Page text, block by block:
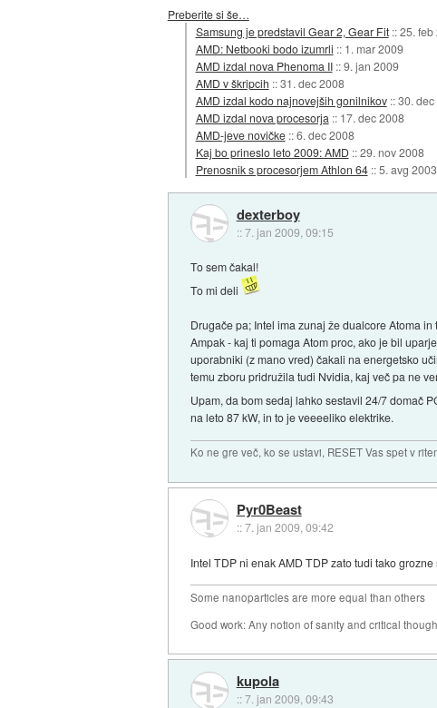
Preberite si še…
Samsung je predstavil Gear 2, Gear Fit ::25. feb
AMD: Netbooki bodo izumrli :: 1. mar 2009
AMD izdal nova Phenoma II ::9. jan 2009
AMD v škripcih ::31. dec 2008
AMD izdal kodo najnovejših gonilnikov ::30.
AMD izdal nova procesorja :: 17. dec 2008
AMD-jeve novičke ::6. dec 2008
Kaj bo prineslo leto 2009: AMD ::29. nov 2008
Prenosnik s procesorjem Athlon 64 ::5. avg 2003
dexterboy
::7. jan 2009, 09:15
To sem čakal!
To mi deli
Drugače pa; Intel ima zunaj že dualcore Atoma
Ampak - kaj ti pomaga Atom proc, ako je bil
uporabniki (z mano vred) čakali na energetsko
temu zboru pridružila tudi Nvidia, kaj več pa ne
Upam, da bom sedaj lahko sestavil 24/7 domač
na leto 87 kW, in to je veeeeliko elektrike.
Ko ne gre več, ko se ustavi, RESET Vas spet v
Pyr0Beast
::7. jan 2009, 09:42
Intel TDP ni enak AMD TDP zato tudi tako grozne
Some nanoparticles are more equal than others
Good work: Any notion of sanity and critical
kupola
::7. jan 2009, 09:43